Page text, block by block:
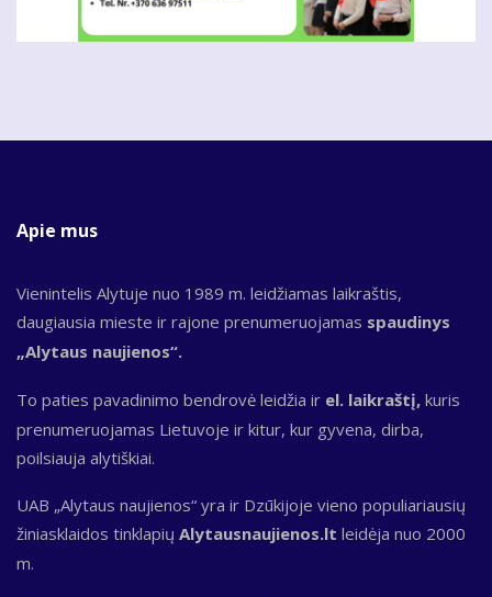
Apie mus
Vienintelis Alytuje nuo 1989 m. leidžiamas laikraštis,
daugiausia mieste ir rajone prenumeruojamas spaudinys
„Alytaus naujienos“.
To paties pavadinimo bendrovė leidžia ir el. laikraštį, kuris
prenumeruojamas Lietuvoje ir kitur, kur gyvena, dirba,
poilsiauja alytiškiai.
UAB „Alytaus naujienos“ yra ir Dzūkijoje vieno populiariausių
žiniasklaidos tinklapių Alytausnaujienos.lt leidėja nuo 2000
m.